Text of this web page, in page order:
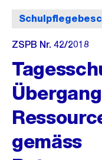
ZSPB Nr. 42/2018
gemäss